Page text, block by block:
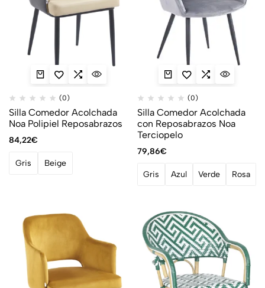
(0)
Silla Comedor Acolchada
Noa Polipiel Reposabrazos
84,22€
Gris Beige
(0)
Silla Comedor Acolchada
con Reposabrazos Noa
Terciopelo
79,86€
Gris Azul Verde Rosa